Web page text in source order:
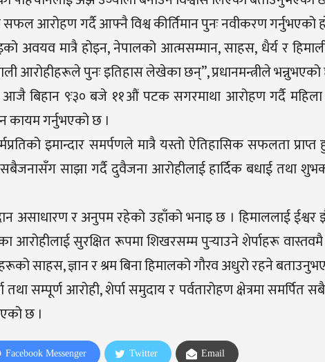
आरोहण गर्दै आफ्नै विश्व कीर्तिमान पुनः नवीकरण गर्नुभएको
अवयव मात्रै होइन, नेपालको आत्मसम्मान, साहस, धैर्य र
आरोहीहरूले पुनः इतिहास लेखेका छन्”, प्रधानमन्त्रीले
आजै बिहान ९ः३० बजे ११औं पटक सगरमाथा आरोहण गर्दै
कायम गर्नुभएको छ ।
इमान्दार समर्पणले मात्रै यस्तो ऐतिहासिक सफलता
साझा गर्दै दुवैजना आरोहीलाई हार्दिक बधाई तथा
असाधारण र अनुपम रहेको उहाँको भनाइ छ । हिमाललाई
आरोहीलाई सुरक्षित रूपमा शिखरसम्म पुर्‍याउने शेर्पाहरू
साहस, ज्ञान र श्रम बिना हिमालको गौरव अधुरो रहने
सम्पूर्ण आरोही, शेर्पा समुदाय र पर्वतारोहण क्षेत्रमा समर्पित
छ ।
Facebook Messenger Twitter Email